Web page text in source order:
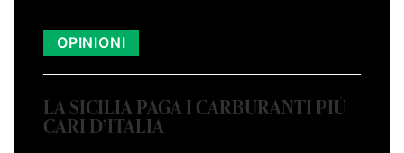
OPINIONI
LA SICILIA PAGA I CARBURANTI PIÙ
CARI D’ITALIA